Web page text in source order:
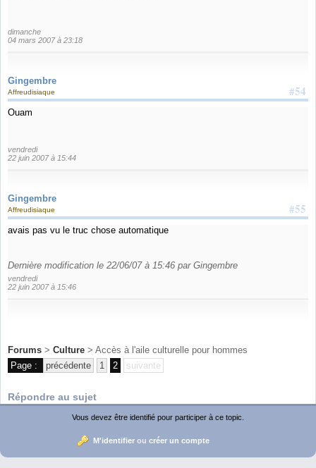
dimanche
04 mars 2007 à 23:18
Gingembre
#54
Affreudisiaque
Ouam
vendredi
22 juin 2007 à 15:44
Gingembre
#55
Affreudisiaque
avais pas vu le truc chose automatique
Dernière modification le 22/06/07 à 15:46 par Gingembre
vendredi
22 juin 2007 à 15:46
Forums > Culture > Accès à l'aile culturelle pour hommes
Page :
précédente 1 2 suivante
Répondre au sujet
Vous devez être identifié pour participer à ce topic.
M'identifierou créer un compte